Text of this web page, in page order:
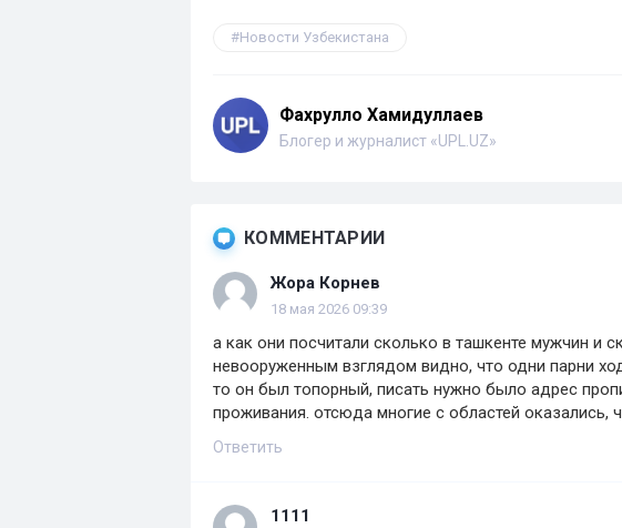
Новости Узбекистана
Фахрулло Хамидуллаев
Блогер и журналист «UPL.UZ»
КОММЕНТАРИИ
Жора Корнев
18 мая 2026 09:39
а как они посчитали сколько в ташкенте мужчин и
невооруженным взглядом видно, что одни парни
то он был топорный, писать нужно было адрес
проживания. отсюда многие с областей оказались,
Ответить
1111